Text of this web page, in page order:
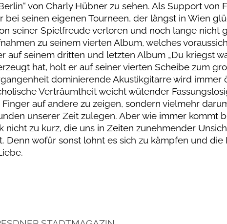
von Charly Hübner zu sehen. Als Support von
seinen eigenen Tourneen, der längst in Wien
seiner Spielfreude verloren und noch lange nicht
zu seinem vierten Album, welches
auf seinem dritten und letzten Album „Du kriegst
hat, holt er auf seiner vierten Scheibe zum
dominierende Akustikgitarre wird immer
Verträumtheit weicht wütender
auf andere zu zeigen, sondern vielmehr
unserer Zeit zulegen. Aber wie immer kommt
nicht zu kurz, die uns in Zeiten zunehmender
Denn wofür sonst lohnt es sich zu kämpfen und die